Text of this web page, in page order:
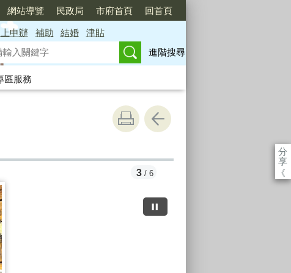
網站導覽 民政局 市府首頁 回首頁
申辦 補助 結婚
津貼
進階搜尋
區服務
分
享
《
3 / 6